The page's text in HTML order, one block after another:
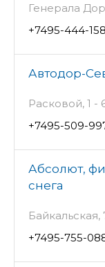
Генерала
+7495-444-
Автодор-
Расковой, 1 -
+7495-509-
Абсолют,
снега
Байкальская,
+7495-755-